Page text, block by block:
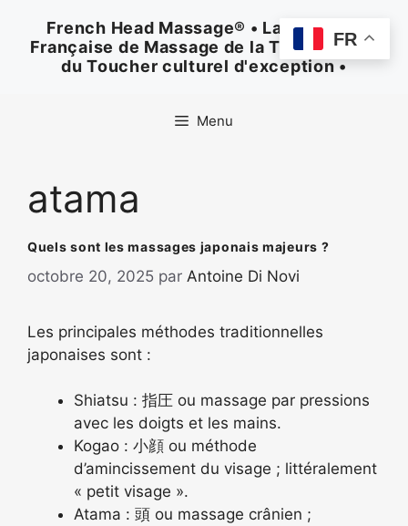
contenu
French Head Massage® • La Méthode
Française de Massage de la Tête • Un Art
du Toucher culturel d'exception •
Menu
atama
Quels sont les massages japonais majeurs ?
octobre 20, 2025 par Antoine Di Novi
Les principales méthodes traditionnelles
japonaises sont :
Shiatsu : 指圧 ou massage par pressions
avec les doigts et les mains.
Kogao : 小顔 ou méthode
d’amincissement du visage ; littéralement
« petit visage ».
Atama : 頭 ou massage crânien ;
FR